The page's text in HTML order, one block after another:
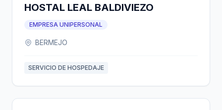
HOSTAL LEAL BALDIVIEZO
EMPRESA UNIPERSONAL
BERMEJO
SERVICIO DE HOSPEDAJE